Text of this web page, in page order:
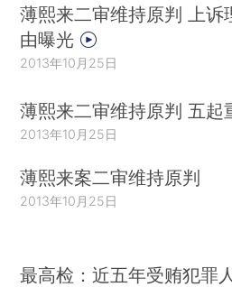
薄熙来二审维持原判 上诉
由曝光
2013年10月25日
薄熙来二审维持原判 五起
2013年10月25日
薄熙来案二审维持原判
2013年10月25日
最高检：近五年受贿犯罪